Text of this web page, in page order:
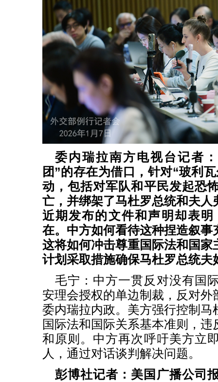
委内瑞拉南方电视台记者
团”的存在为借口，针对“玻利
动，包括对军队和平民发起恐
亡，并绑架了马杜罗总统和夫人
近期发布的文件和声明却表
在。中方如何看待这种捏造叙事
这将如何冲击尊重国际法和国家
计划采取措施确保马杜罗总统夫
毛宁：中方一贯反对没有国
安理会授权的单边制裁，反对外
委内瑞拉内政。美方强行控制马
国际法和国际关系基本准则，
和原则。中方再次呼吁美方立
人，通过对话谈判解决问题。
彭博社记者：美国广播公司